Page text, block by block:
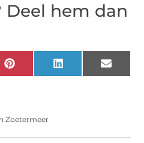
Deel hem dan
Pinterest LinkedIn Email
Zoetermeer